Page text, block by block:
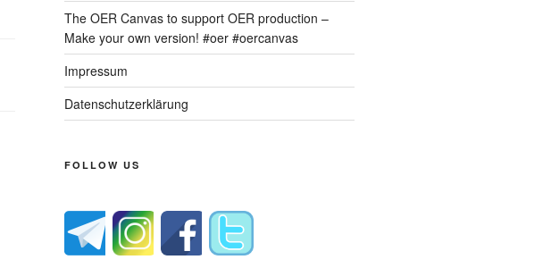
The OER Canvas to support OER production –
Make your own version! #oer #oercanvas
Impressum
Datenschutzerklärung
FOLLOW US